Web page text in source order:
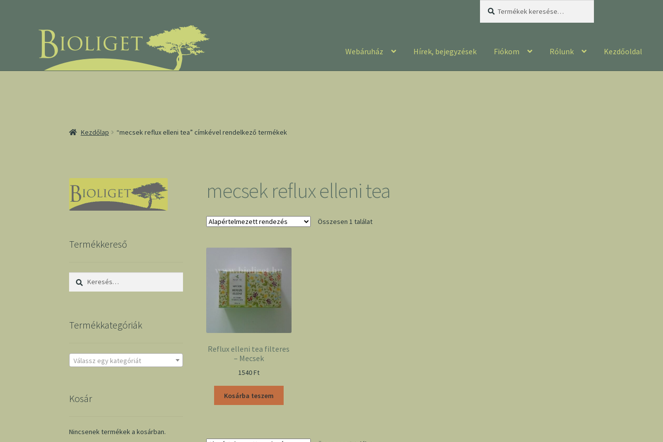
Webáruház Hírek, bejegyzések Fiókom Rólunk Kezdőoldal
Kezdőlap “mecsek reflux elleni tea” címkével rendelkező termékek
mecsek reflux elleni tea
Összesen 1 találat
Reflux elleni tea filteres
– Mecsek
1540Ft
Kosárba teszem
Termékkereső
Keresés:
Termékkategóriák
Válassz egy kategóriát
Kosár
Nincsenek termékek a kosárban.